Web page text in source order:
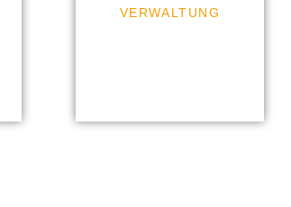
VERWALTUNG